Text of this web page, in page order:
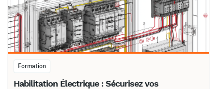
Formation
Habilitation Électrique : Sécurisez vos